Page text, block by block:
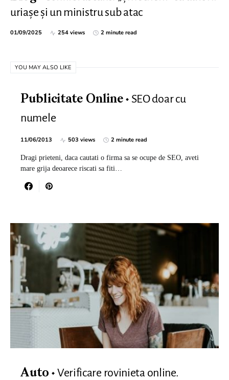
uriașe și un ministru sub atac
01/09/2025 254 views 2 minute read
YOU MAY ALSO LIKE
Publicitate Online
SEO doar cu
numele
11/06/2013 503 views 2 minute read
Dragi prieteni, daca cautati o firma sa se ocupe de SEO, aveti
mare grija deoarece riscati sa fiti…
Auto
Verificare rovinieta online.